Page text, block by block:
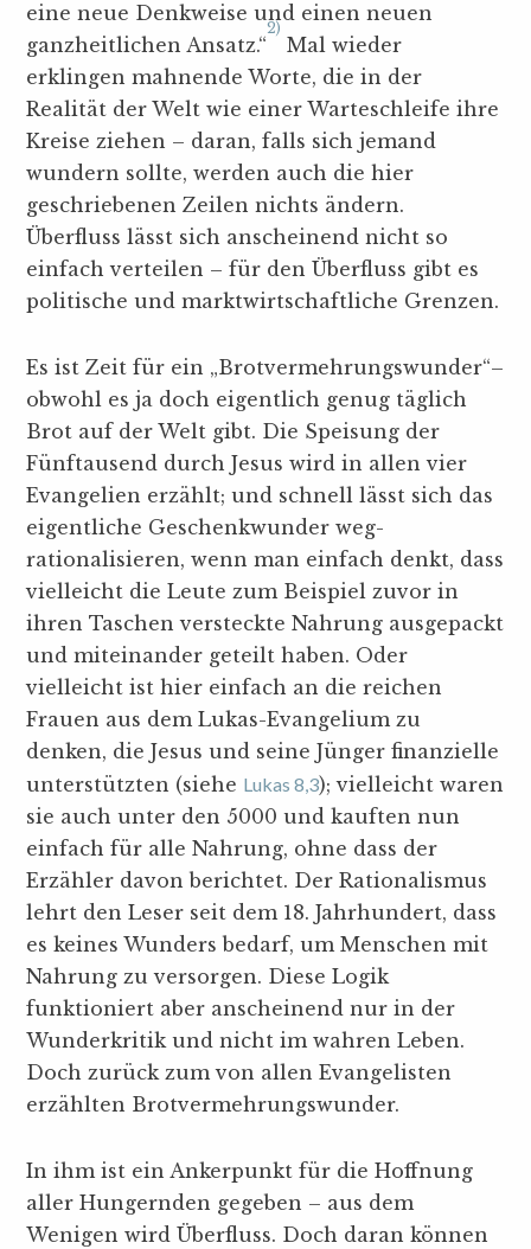
eine neue Denkweise und einen neuen
ganzheitlichen Ansatz.“
2)
Mal wieder
erklingen mahnende Worte, die in der
Realität der Welt wie einer Warteschleife ihre
Kreise ziehen – daran, falls sich jemand
wundern sollte, werden auch die hier
geschriebenen Zeilen nichts ändern.
Überfluss lässt sich anscheinend nicht so
einfach verteilen – für den Überfluss gibt es
politische und marktwirtschaftliche Grenzen.
Es ist Zeit für ein „Brotvermehrungswunder“–
obwohl es ja doch eigentlich genug täglich
Brot auf der Welt gibt. Die Speisung der
Fünftausend durch Jesus wird in allen vier
Evangelien erzählt; und schnell lässt sich das
eigentliche Geschenkwunder weg-
rationalisieren, wenn man einfach denkt, dass
vielleicht die Leute zum Beispiel zuvor in
ihren Taschen versteckte Nahrung ausgepackt
und miteinander geteilt haben. Oder
vielleicht ist hier einfach an die reichen
Frauen aus dem Lukas-Evangelium zu
denken, die Jesus und seine Jünger finanzielle
unterstützten (siehe Lukas 8,3); vielleicht waren
sie auch unter den 5000 und kauften nun
einfach für alle Nahrung, ohne dass der
Erzähler davon berichtet. Der Rationalismus
lehrt den Leser seit dem 18. Jahrhundert, dass
es keines Wunders bedarf, um Menschen mit
Nahrung zu versorgen. Diese Logik
funktioniert aber anscheinend nur in der
Wunderkritik und nicht im wahren Leben.
Doch zurück zum von allen Evangelisten
erzählten Brotvermehrungswunder.
In ihm ist ein Ankerpunkt für die Hoffnung
aller Hungernden gegeben – aus dem
Wenigen wird Überfluss. Doch daran können